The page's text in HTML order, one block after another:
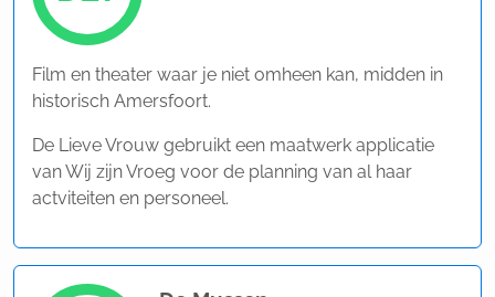
Film en theater waar je niet omheen kan, midden in
historisch Amersfoort.
De Lieve Vrouw gebruikt een maatwerk applicatie
van Wij zijn Vroeg voor de planning van al haar
actviteiten en personeel.